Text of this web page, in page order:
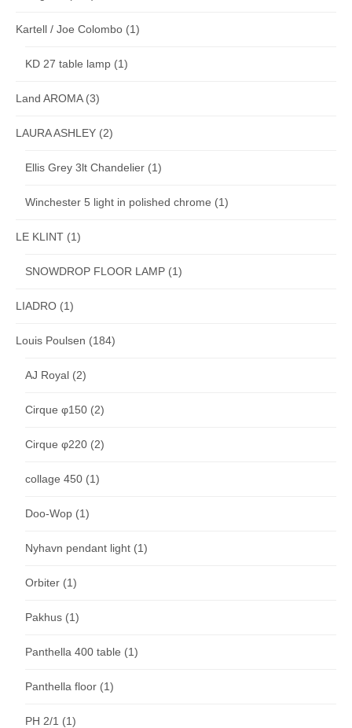
Kartell / Joe Colombo (1)
KD 27 table lamp (1)
Land AROMA(3)
LAURA ASHLEY (2)
Ellis Grey 3lt Chandelier (1)
Winchester 5 light in polished chrome (1)
LE KLINT (1)
SNOWDROP FLOOR LAMP (1)
LIADRO (1)
Louis Poulsen (184)
AJ Royal (2)
Cirque φ150 (2)
Cirque φ220 (2)
collage 450 (1)
Doo-Wop (1)
Nyhavn pendant light (1)
Orbiter (1)
Pakhus (1)
Panthella 400 table (1)
Panthella floor (1)
PH 2/1 (1)